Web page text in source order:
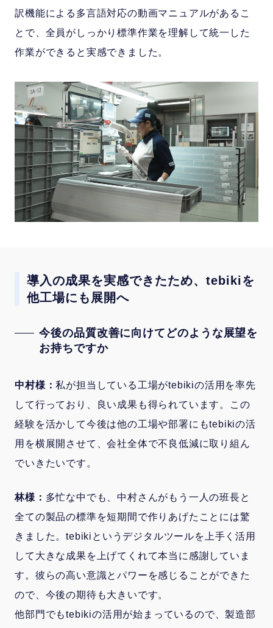
訳機能による多言語対応の動画マニュアルがあるこ
とで、全員がしっかり標準作業を理解して統一した
作業ができると実感できました。
導入の成果を実感できたため、tebikiを
他工場にも展開へ
今後の品質改善に向けてどのような展望を
お持ちですか
中村様：私が担当している工場がtebikiの活用を率先
して行っており、良い成果も得られています。この
経験を活かして今後は他の工場や部署にもtebikiの活
用を横展開させて、会社全体で不良低減に取り組ん
でいきたいです。
林様： 多忙な中でも、中村さんがもう一人の班長と
全ての製品の標準を短期間で作りあげたことには驚
きました。tebikiというデジタルツールを上手く活用
して大きな成果を上げてくれて本当に感謝していま
す。彼らの高い意識とパワーを感じることができた
ので、今後の期待も大きいです。
他部門でもtebikiの活用が始まっているので、製造部